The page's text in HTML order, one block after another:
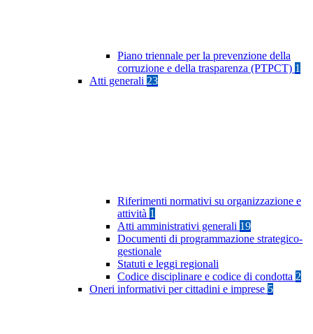
Piano triennale per la prevenzione della
corruzione e della trasparenza (PTPCT) 1
Atti generali 23
Riferimenti normativi su organizzazione e
attività 1
Atti amministrativi generali 19
Documenti di programmazione strategico-
gestionale
Statuti e leggi regionali
Codice disciplinare e codice di condotta 2
Oneri informativi per cittadini e imprese 5